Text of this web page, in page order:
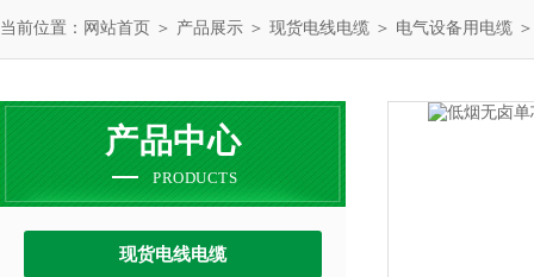
当前位置： 网站首页 ＞ 产品展示 ＞ 现货电线电缆 ＞ 电气设备用电缆
产品中心
PRODUCTS
现货电线电缆